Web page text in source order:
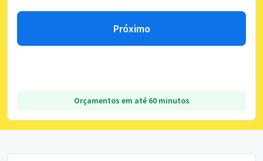
Próximo
Orçamentos em até 60 minutos